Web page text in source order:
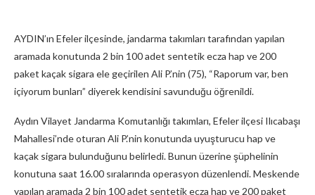
AYDIN’ın Efeler ilçesinde, jandarma takımları tarafından yapılan
aramada konutunda 2 bin 100 adet sentetik ecza hap ve 200
paket kaçak sigara ele geçirilen Ali P.’nin (75), “Raporum var, ben
içiyorum bunları” diyerek kendisini savunduğu öğrenildi.
Aydın Vilayet Jandarma Komutanlığı takımları, Efeler ilçesi Ilıcabaşı
Mahallesi’nde oturan Ali P.’nin konutunda uyuşturucu hap ve
kaçak sigara bulunduğunu belirledi. Bunun üzerine şüphelinin
konutuna saat 16.00 sıralarında operasyon düzenlendi. Meskende
yapılan aramada 2 bin 100 adet sentetik ecza hap ve 200 paket